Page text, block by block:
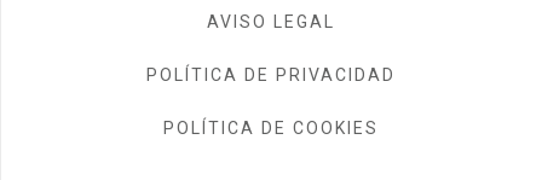
AVISO LEGAL
POLÍTICA DE PRIVACIDAD
POLÍTICA DE COOKIES